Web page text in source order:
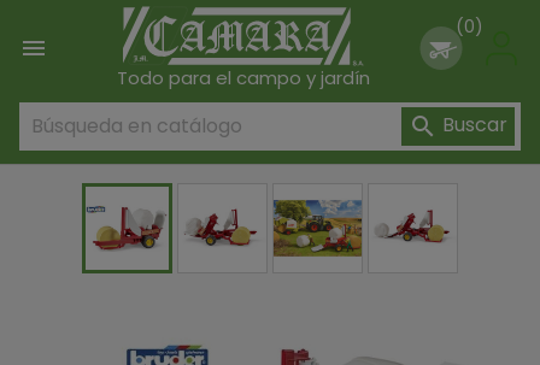

Todo para el campo y jardín
(0)
 Buscar